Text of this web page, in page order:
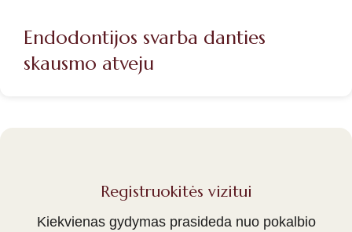
Endodontijos svarba danties
skausmo atveju
Registruokitės vizitui
Kiekvienas gydymas prasideda nuo pokalbio